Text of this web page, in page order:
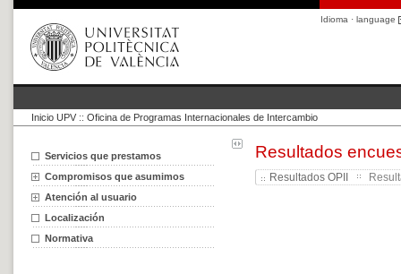
Idioma · language
Inicio UPV :: Oficina de Programas Internacionales de Intercambio
Servicios que prestamos
Compromisos que asumimos
Atención al usuario
Localización
Normativa
Resultados
Resultados OPII